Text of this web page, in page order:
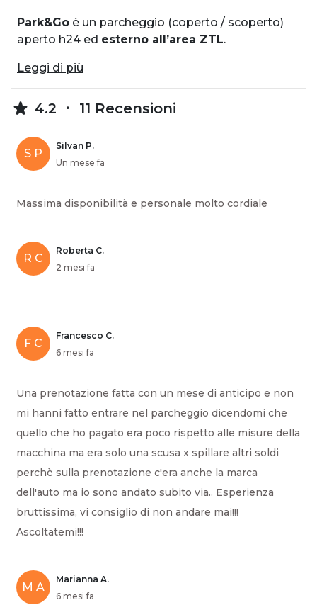
Park&Go è un parcheggio (coperto / scoperto)
aperto h24 ed esterno all’area ZTL.
Leggi di più
4.2 11 Recensioni
S P
Silvan P.
Un mese fa
Massima disponibilità e personale molto cordiale
R C
Roberta C.
2 mesi fa
F C
Francesco C.
6 mesi fa
Una prenotazione fatta con un mese di anticipo e non
mi hanni fatto entrare nel parcheggio dicendomi che
quello che ho pagato era poco rispetto alle misure della
macchina ma era solo una scusa x spillare altri soldi
perchè sulla prenotazione c'era anche la marca
dell'auto ma io sono andato subito via.. Esperienza
bruttissima, vi consiglio di non andare mai!!!
Ascoltatemi!!!
M A
Marianna A.
6 mesi fa